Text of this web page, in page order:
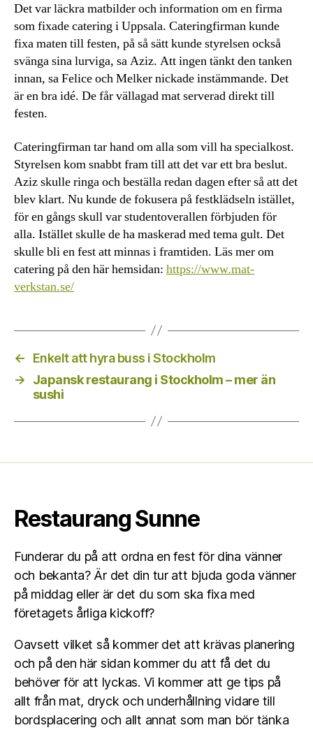
Det var läckra matbilder och information om en firma
som fixade catering i Uppsala. Cateringfirman kunde
fixa maten till festen, på så sätt kunde styrelsen också
svänga sina lurviga, sa Aziz. Att ingen tänkt den tanken
innan, sa Felice och Melker nickade instämmande. Det
är en bra idé. De får vällagad mat serverad direkt till
festen.
Cateringfirman tar hand om alla som vill ha specialkost.
Styrelsen kom snabbt fram till att det var ett bra beslut.
Aziz skulle ringa och beställa redan dagen efter så att det
blev klart. Nu kunde de fokusera på festklädseln istället,
för en gångs skull var studentoverallen förbjuden för
alla. Istället skulle de ha maskerad med tema gult. Det
skulle bli en fest att minnas i framtiden. Läs mer om
catering på den här hemsidan: https://www.mat-
verkstan.se/
←
Enkelt att hyra buss i Stockholm
→
Japansk restaurang i Stockholm – mer än
sushi
Restaurang Sunne
Funderar du på att ordna en fest för dina vänner
och bekanta? Är det din tur att bjuda goda vänner
på middag eller är det du som ska fixa med
företagets årliga kickoff?
Oavsett vilket så kommer det att krävas planering
och på den här sidan kommer du att få det du
behöver för att lyckas. Vi kommer att ge tips på
allt från mat, dryck och underhållning vidare till
bordsplacering och allt annat som man bör tänka